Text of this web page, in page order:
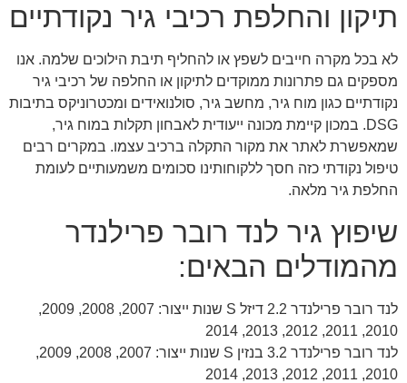
תיקון והחלפת רכיבי גיר נקודתיים
לא בכל מקרה חייבים לשפץ או להחליף תיבת הילוכים שלמה. אנו
מספקים גם פתרונות ממוקדים לתיקון או החלפה של רכיבי גיר
נקודתיים כגון מוח גיר, מחשב גיר, סולנואידים ומכטרוניקס בתיבות
DSG. במכון קיימת מכונה ייעודית לאבחון תקלות במוח גיר,
שמאפשרת לאתר את מקור התקלה ברכיב עצמו. במקרים רבים
טיפול נקודתי כזה חסך ללקוחותינו סכומים משמעותיים לעומת
החלפת גיר מלאה.
שיפוץ גיר לנד רובר פרילנדר
מהמודלים הבאים:
לנד רובר פרילנדר 2.2 דיזל S שנות ייצור: 2007, 2008, 2009,
2010, 2011, 2012, 2013, 2014
לנד רובר פרילנדר 3.2 בנזין S שנות ייצור: 2007, 2008, 2009,
2010, 2011, 2012, 2013, 2014